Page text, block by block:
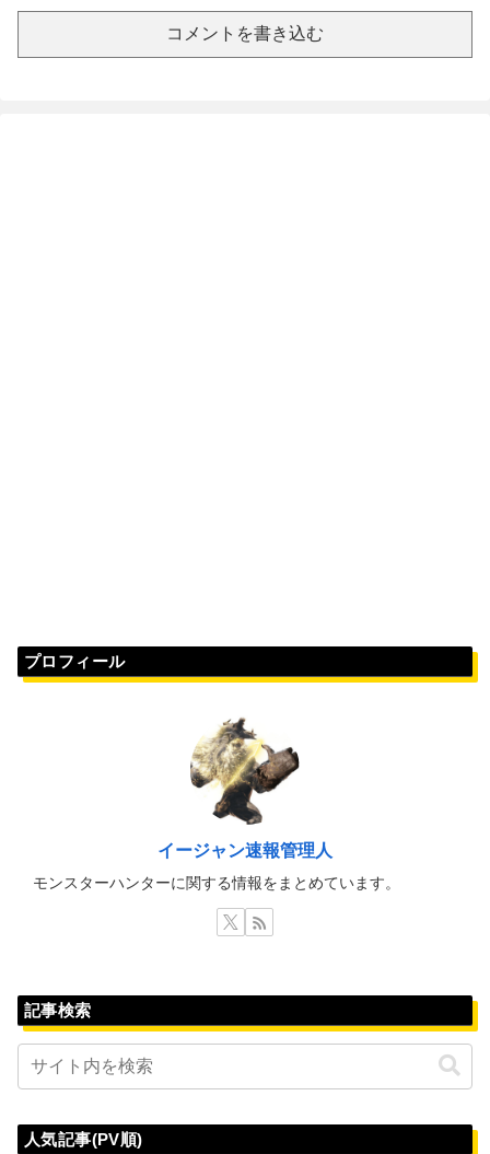
コメントを書き込む
プロフィール
イージャン速報管理人
モンスターハンターに関する情報をまとめています。
記事検索
人気記事(PV順)